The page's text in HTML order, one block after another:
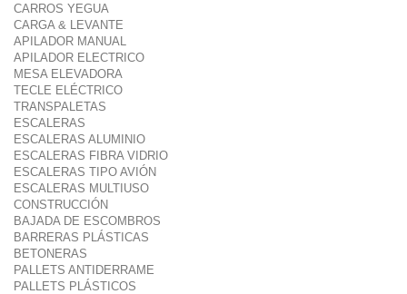
CARROS YEGUA
CARGA & LEVANTE
APILADOR MANUAL
APILADOR ELECTRICO
MESA ELEVADORA
TECLE ELÉCTRICO
TRANSPALETAS
ESCALERAS
ESCALERAS ALUMINIO
ESCALERAS FIBRA VIDRIO
ESCALERAS TIPO AVIÓN
ESCALERAS MULTIUSO
CONSTRUCCIÓN
BAJADA DE ESCOMBROS
BARRERAS PLÁSTICAS
BETONERAS
PALLETS ANTIDERRAME
PALLETS PLÁSTICOS